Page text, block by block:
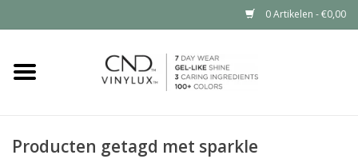
0 Artikelen - €0,00
Home
Producten getagd met sparkle